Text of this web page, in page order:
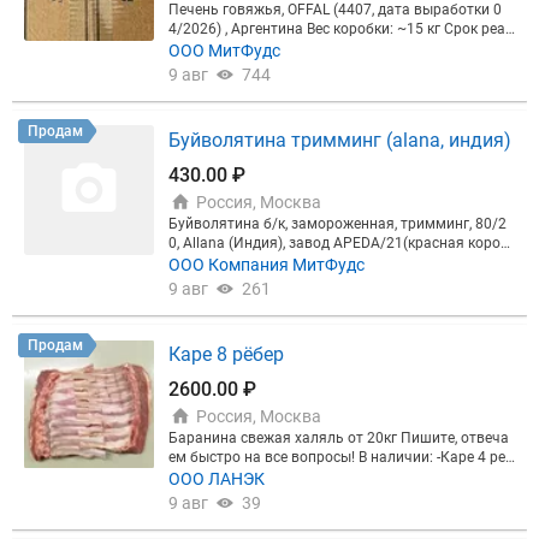
Печень говяжья, OFFAL (4407, дата выработки 0
4/2026) , Аргентина Вес коробки: ~15 кг Срок реал
изации: 1,5 года Базис поставки: склад продавца,
г.Москва, г.Санкт-Петербург
ООО MитФудс
9 авг
744
Продам
Буйволятина тримминг (alana, индия)
430.00 ₽
Россия, Москва
Буйволятина б/к, замороженная, тримминг, 80/2
0, Allana (Индия), завод APEDA/21(красная короб
ка), свободная реализация, дата выработки 02/0
3/2026 Вес коробки: ~20 кг Срок годности: 24 мес
рбург, г.Москва
ООО Компания МитФудс
9 авг
261
Продам
Каре 8 рёбер
2600.00 ₽
Россия, Москва
Баранина свежая халяль от 20кг Пишите, отвеча
ем быстро на все вопросы! В наличии: -Каре 4 реб
ра -Каре 8 рёбер -Рёбра лента - Стейк седло -Шея с
тейк -Голень передняя -Голень задняя -Окорок б\к
з Дагестана, КБР и КЧР Доставка обсуждается пр
ООО ЛАНЭК
9 авг
39